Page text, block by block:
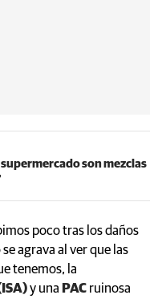
son mezclas
poco tras los daños
agrava al ver que las
tenemos, la
y una PAC ruinosa